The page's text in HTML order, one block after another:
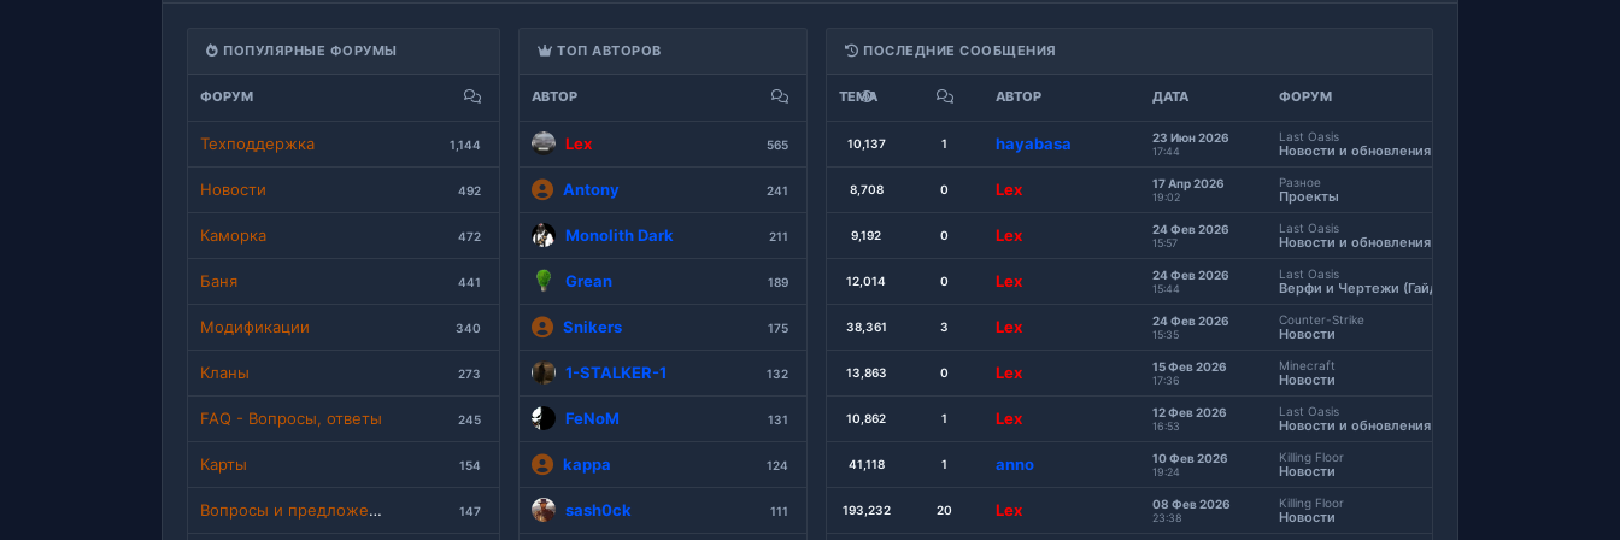
ПОПУЛЯРНЫЕ ФОРУМЫ
ФОРУМ
Техподдержка 1,144
Новости 492
Каморка 472
Баня 441
Модификации 340
Кланы 273
FAQ - Вопросы, ответы 245
Карты 154
Вопросы и предложения 147
ТОП АВТОРОВ
АВТОР
Lex 565
Antony 241
Monolith Dark 211
Grean 189
Snikers 175
1-STALKER-1 132
FeNoM 131
kappa 124
sash0ck 111
ПОСЛЕДНИЕ СООБЩЕНИЯ
ТЕМА АВТОР ДАТА ФОРУМ
Запуск официальной интерактивной карты MyDT Last Oasis!
10,137 1 hayabasa 23 Июн 2026
17:44
Last Oasis
Новости и обновления
Сапер
8,708 0 Lex 17 Апр 2026
19:02
Разное
Проекты
Анонс Last Oasis S6
9,192 0 Lex 24 Фев 2026
15:57
Last Oasis
Новости и обновления
Видеоинструкции
12,014 0 Lex 24 Фев 2026
15:44
Last Oasis
Верфи и Чертежи (Гайды)
Открыт Сервер Counter - Strike
38,361 3 Lex 24 Фев 2026
15:35
Counter-Strike
Новости
MyDT Minecraft - Сервер
13,863 0 Lex 15 Фев 2026
17:36
Minecraft
Новости
MyDT Last Oasis Сервер
10,862 1 Lex 12 Фев 2026
16:53
Last Oasis
Новости и обновления
Скачать Killing Floor
41,118 1 anno 10 Фев 2026
19:24
Killing Floor
Новости
Запущен сервер Killing Floor - Red Diamond
193,232 20 Lex 08 Фев 2026
23:38
Killing Floor
Новости